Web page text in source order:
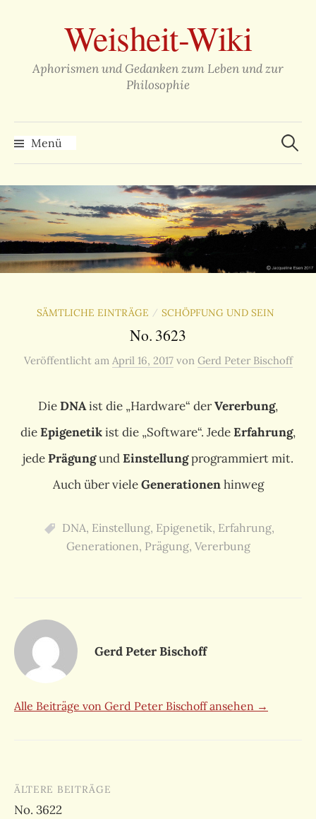
überspringenWeisheit-Wiki
Aphorismen und Gedanken zum Leben und zur
Philosophie
Menü
Suchen
nach:
SÄMTLICHE EINTRÄGE / SCHÖPFUNG UND SEIN
No. 3623
Veröffentlicht am April 16, 2017 von Gerd Peter Bischoff
DieDNAist die „Hardware“ derVererbung,
dieEpigenetikist die „Software“. JedeErfahrung,
jedePrägungundEinstellungprogrammiert mit.
Auch über vieleGenerationenhinweg
DNA, Einstellung, Epigenetik, Erfahrung,
Generationen, Prägung, Vererbung
Gerd Peter Bischoff
Alle Beiträge von Gerd Peter Bischoff ansehen →
Beitragsnavigation
ÄLTERE BEITRÄGE
No. 3622